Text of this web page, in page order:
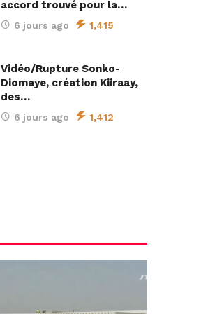
accord trouvé pour la…
6 jours ago 1,415
Vidéo/Rupture Sonko-
Diomaye, création Kiiraay,
des…
6 jours ago 1,412